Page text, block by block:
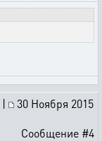
|
30 Ноября 2015
Сообщение #4